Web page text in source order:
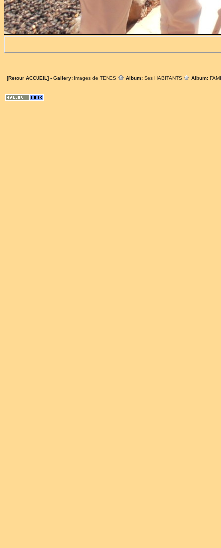
[Retour ACCUEIL] - Gallery: Images de TENES Album: Ses HABITANTS Album: